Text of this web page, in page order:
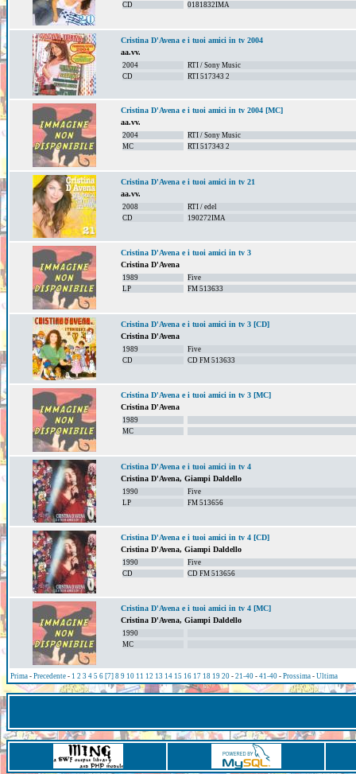
CD
0181832IMA
Cristina D'Avena e i tuoi amici in tv 2004
aa.vv.
2004
RTI / Sony Music
CD
RTI 517343 2
Cristina D'Avena e i tuoi amici in tv 2004 [MC]
aa.vv.
2004
RTI / Sony Music
MC
RTI 517343 2
Cristina D'Avena e i tuoi amici in tv 21
aa.vv.
2008
RTI / edel
CD
190272IMA
Cristina D'Avena e i tuoi amici in tv 3
Cristina D'Avena
1989
Five
LP
FM 513633
Cristina D'Avena e i tuoi amici in tv 3 [CD]
Cristina D'Avena
1989
Five
CD
CD FM 513633
Cristina D'Avena e i tuoi amici in tv 3 [MC]
Cristina D'Avena
1989
MC
Cristina D'Avena e i tuoi amici in tv 4
Cristina D'Avena, Giampi Daldello
1990
Five
LP
FM 513656
Cristina D'Avena e i tuoi amici in tv 4 [CD]
Cristina D'Avena, Giampi Daldello
1990
Five
CD
CD FM 513656
Cristina D'Avena e i tuoi amici in tv 4 [MC]
Cristina D'Avena, Giampi Daldello
1990
MC
Prima - Precedente - 1 2 3 4 5 6 [7] 8 9 10 11 12 13 14 15 16 17 18 19 20 - 21-40 - 41-40 - Prossima - Ultima